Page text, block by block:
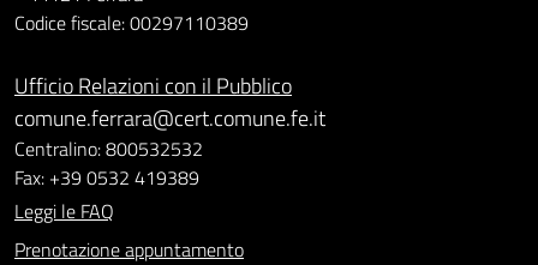
Codice fiscale: 00297110389
Ufficio Relazioni con il Pubblico
comune.ferrara@cert.comune.fe.it
Centralino: 800532532
Fax: +39 0532 419389
Leggi le FAQ
Prenotazione appuntamento